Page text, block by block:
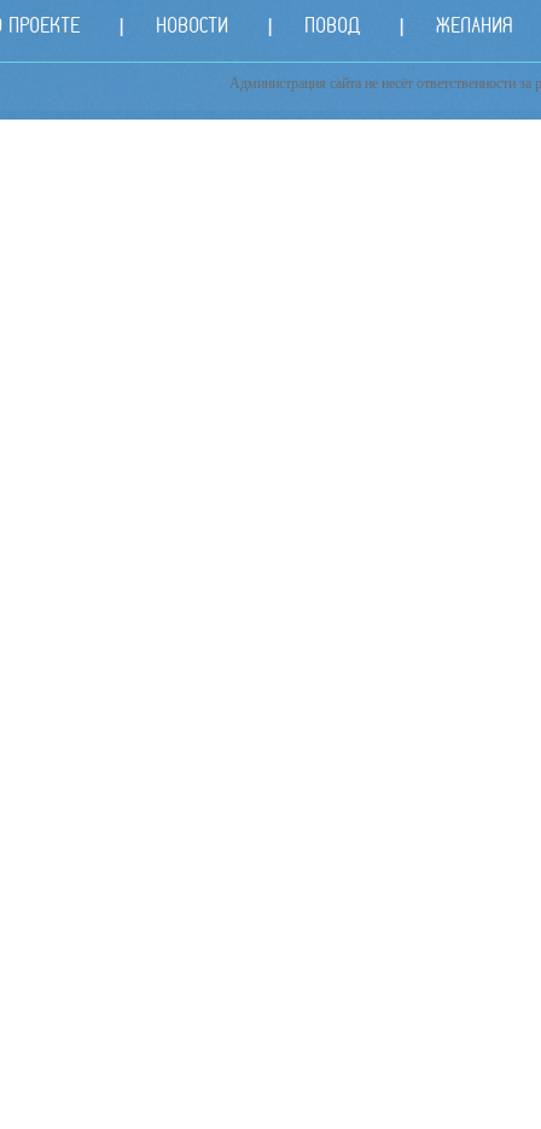
ПРОЕКТЕ НОВОСТИ ПОВОД ЖЕЛАНИЯ
Администрация сайта не несёт ответственности